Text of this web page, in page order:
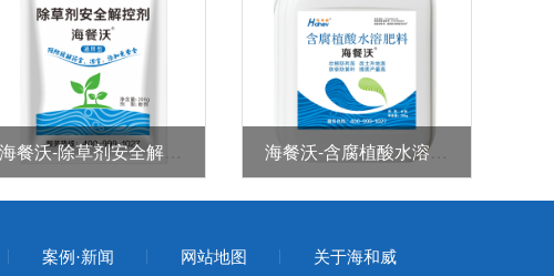
海餐沃-除草剂安全解控剂 海餐沃-含腐植酸水溶肥料
案例·新闻 网站地图 关于海和威